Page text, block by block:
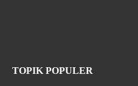
TOPIK POPULER